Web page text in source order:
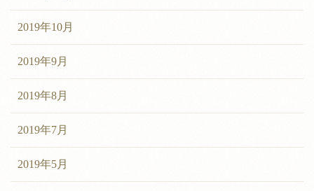
2019年10月
2019年9月
2019年8月
2019年7月
2019年5月